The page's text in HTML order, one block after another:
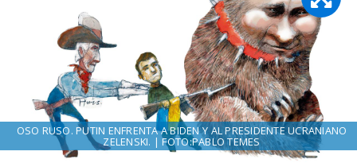
OSO RUSO. PUTIN ENFRENTA A BIDEN Y AL PRESIDENTE UCRANIANO
ZELENSKI. | FOTO:PABLO TEMES